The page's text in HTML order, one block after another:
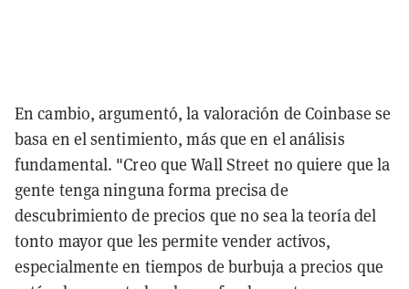
En cambio, argumentó, la valoración de Coinbase se
basa en el sentimiento, más que en el análisis
fundamental. "Creo que Wall Street no quiere que la
gente tenga ninguna forma precisa de
descubrimiento de precios que no sea la teoría del
tonto mayor que les permite vender activos,
especialmente en tiempos de burbuja a precios que